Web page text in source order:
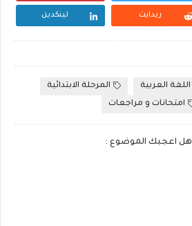
ريدايت لينكدين
اللغة العربية
المرحلة الابتدائية
امتحانات و مراجعات
هل اعجبك الموضوع :